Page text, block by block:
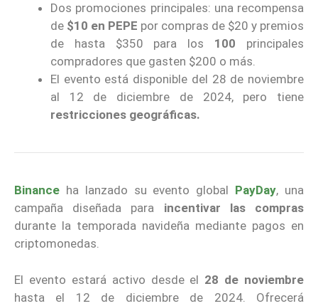
Dos promociones principales: una recompensa
de $10 en PEPE por compras de $20 y premios
de hasta $350 para los 100 principales
compradores que gasten $200 o más.
El evento está disponible del 28 de noviembre
al 12 de diciembre de 2024, pero tiene
restricciones geográficas.
Binance ha lanzado su evento global PayDay, una
campaña diseñada para incentivar las compras
durante la temporada navideña mediante pagos en
criptomonedas.
El evento estará activo desde el 28 de noviembre
hasta el 12 de diciembre de 2024. Ofrecerá